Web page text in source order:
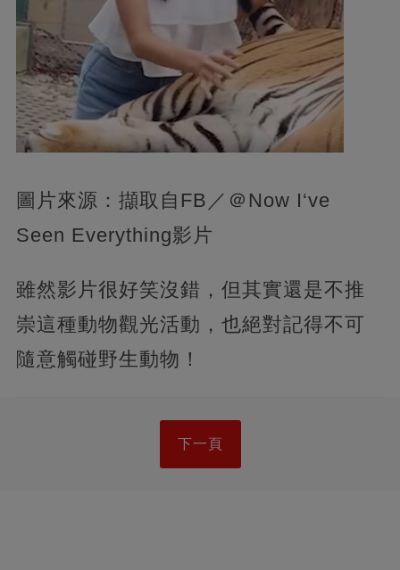
圖片來源：擷取自FB／＠Now I‘ve
Seen Everything影片
雖然影片很好笑沒錯，但其實還是不推
崇這種動物觀光活動，也絕對記得不可
隨意觸碰野生動物！
下一頁